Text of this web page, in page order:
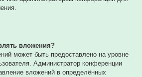
вложения?
может быть предоставлено на уровне
Администратор конференции
вложений в определённых